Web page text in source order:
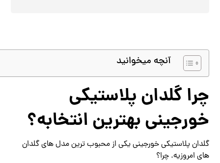
آنچه میخوانید
چرا گلدان پلاستیکی
خورجینی بهترین انتخابه؟
گلدان پلاستیکی خورجینی یکی از محبوب ‌ترین مدل ‌های گلدان‌
های امروزیه. چرا؟